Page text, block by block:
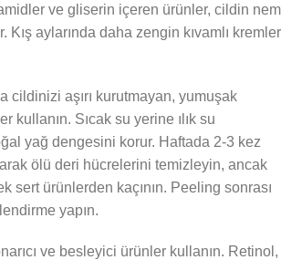
ve gliserin içeren ürünler, cildin nem
Kış aylarında daha zengin kıvamlı kremler
cildinizi aşırı kurutmayan, yumuşak
kullanın. Sıcak su yerine ılık su
yağ dengesini korur. Haftada 2-3 kez
ölü deri hücrelerini temizleyin, ancak
sert ürünlerden kaçının. Peeling sonrası
yapın.
ve besleyici ürünler kullanın. Retinol,